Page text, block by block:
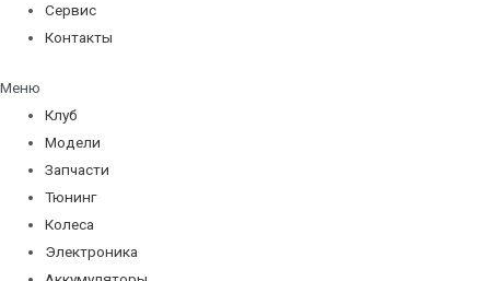
Сервис
Контакты
Меню
Клуб
Модели
Запчасти
Тюнинг
Колеса
Электроника